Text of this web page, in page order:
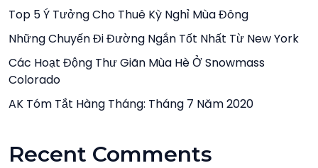
Top 5 Ý Tưởng Cho Thuê Kỳ Nghỉ Mùa Đông
Những Chuyến Đi Đường Ngắn Tốt Nhất Từ New York
Các Hoạt Động Thư Giãn Mùa Hè Ở Snowmass
Colorado
AK Tóm Tắt Hàng Tháng: Tháng 7 Năm 2020
Recent Comments